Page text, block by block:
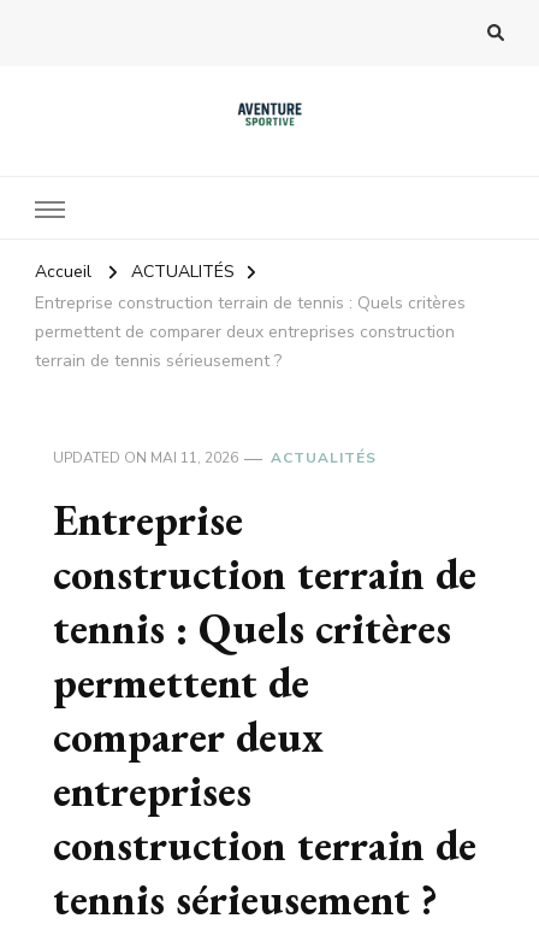
Accueil
ACTUALITÉS
Entreprise construction terrain de tennis : Quels critères
permettent de comparer deux entreprises construction
terrain de tennis sérieusement ?
UPDATED ON MAI 11, 2026 ACTUALITÉS
Entreprise
construction terrain de
tennis : Quels critères
permettent de
comparer deux
entreprises
construction terrain de
tennis sérieusement ?